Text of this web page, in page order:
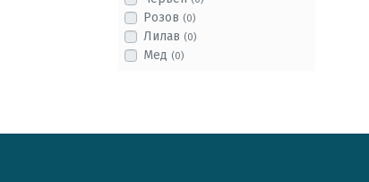
Розов (0)
Лилав (0)
Мед (0)